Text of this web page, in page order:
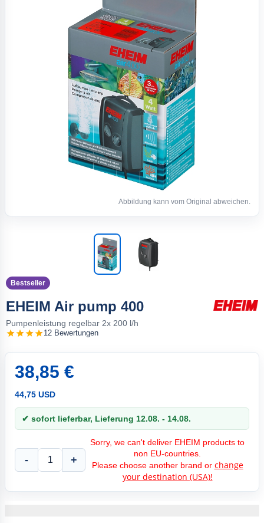
Abbildung kann vom Original abweichen.
Bestseller
EHEIM Air pump 400
Pumpenleistung regelbar 2x 200 l/h
12 Bewertungen
38,85 €
44,75 USD
✔ sofort lieferbar, Lieferung 12.08. - 14.08.
- +
Sorry, we can't deliver EHEIM products to
non EU-countries.
Please choose another brand or change
your destination (USA)!